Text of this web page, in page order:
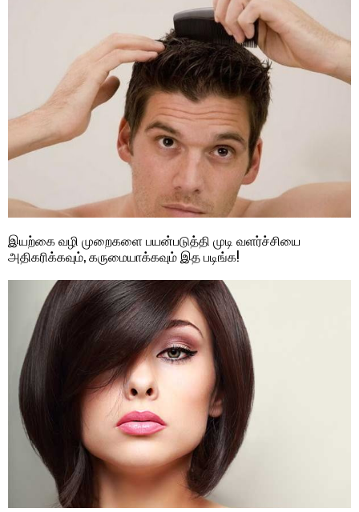
இயற்கை வழி முறைகளை பயன்படுத்தி முடி வளர்ச்சியை
அதிகரிக்கவும், கருமையாக்கவும் இத படிங்க!